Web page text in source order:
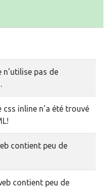
n'utilise pas de
css inline n'a été trouvé
contient peu de
contient peu de